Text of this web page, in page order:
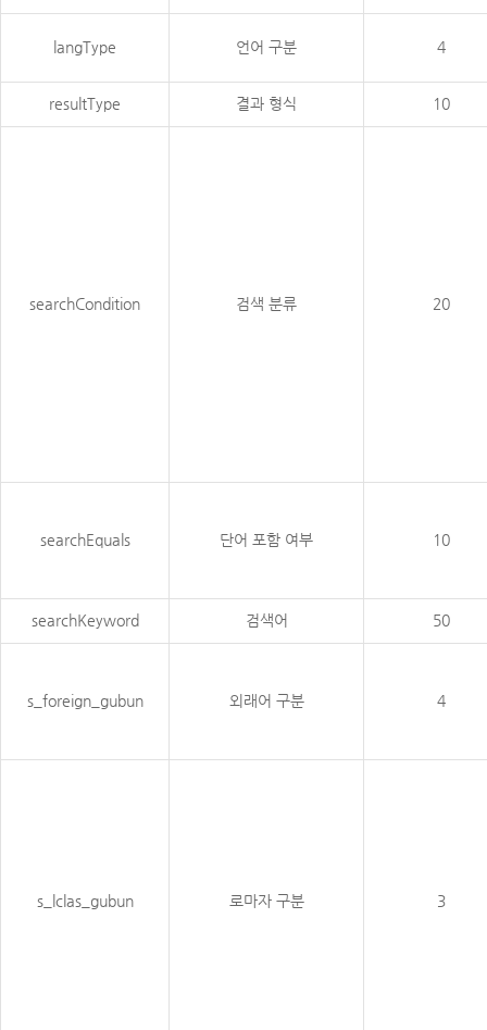
langType 언어 구분 4
resultType 결과 형식 10
searchCondition 검색 분류 20
searchEquals 단어 포함 여부 10
searchKeyword 검색어 50
s_foreign_gubun 외래어 구분 4
s_lclas_gubun 로마자 구분 3